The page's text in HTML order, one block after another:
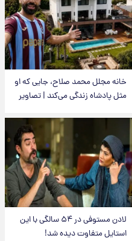
خانه مجلل محمد صلاح، جایی که او
مثل پادشاه زندگی می‌کند | تصاویر
لادن مستوفی در ۵۴ سالگی با این
استایل متفاوت دیده شد!